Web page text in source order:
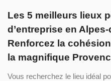
Les 5 meilleurs lieux
d’entreprise en
Renforcez la
la magnifique
Vous recherchez le lieu idéal